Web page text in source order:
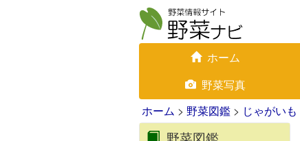
ホーム
野菜写真
ホーム > 野菜図鑑 > じゃがいも
野菜図鑑